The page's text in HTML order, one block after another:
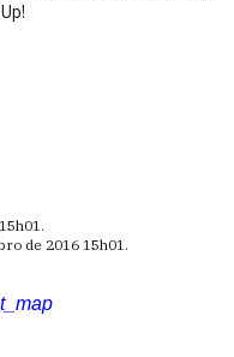
15h01.
de 2016 15h01.